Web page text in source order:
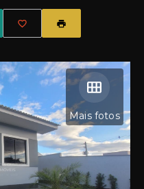
Mais fotos